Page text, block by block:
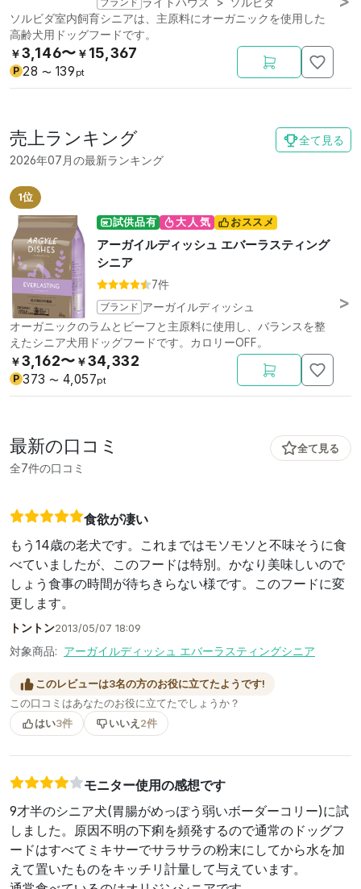
ソルビダ室内飼育シニアは、主原料にオーガニックを使用した
高齢犬用ドッグフードです。
￥3,146〜 ￥ 15,367
P 28 〜 139 pt
売上ランキング
2026年07月の最新ランキング
全て見る
1位
試供品有 大人気 おススメ
アーガイルディッシュ エバーラスティング
シニア
7件
ブランド アーガイルディッシュ
オーガニックのラムとビーフと主原料に使用し、バランスを整
えたシニア犬用ドッグフードです。カロリーOFF。
￥3,162〜 ￥34,332
P 373 〜 4,057pt
最新の口コミ
全7件の口コミ
全て見る
食欲が凄い
もう14歳の老犬です。これまではモソモソと不味そうに食
べていましたが、このフードは特別。かなり美味しいので
しょう食事の時間が待ちきらない様です。このフードに変
更します。
トントン2013/05/07 18:09
対象商品: アーガイルディッシュ エバーラスティングシニア
このレビューは3名の方のお役に立てたようです!
この口コミはあなたのお役に立てたでしょうか？
はい3件 いいえ 2件
モニター使用の感想です
9才半のシニア犬(胃腸がめっぽう弱いボーダーコリー)に試
しました。原因不明の下痢を頻発するので通常のドッグフ
ードはすべてミキサーでサラサラの粉末にしてから水を加
えて置いたものをキッチリ計量して与えています。